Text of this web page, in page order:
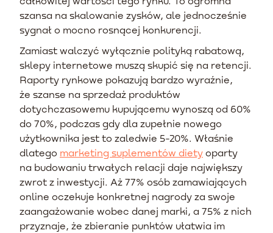
szansa na skalowanie zysków, ale jednocześnie
sygnał o mocno rosnącej konkurencji.
Zamiast walczyć wyłącznie polityką rabatową,
sklepy internetowe muszą skupić się na retencji.
Raporty rynkowe pokazują bardzo wyraźnie,
że szanse na sprzedaż produktów
dotychczasowemu kupującemu wynoszą od 60%
do 70%, podczas gdy dla zupełnie nowego
użytkownika jest to zaledwie 5-20%. Właśnie
dlatego marketing suplementów diety oparty
na budowaniu trwałych relacji daje największy
zwrot z inwestycji. Aż 77% osób zamawiających
online oczekuje konkretnej nagrody za swoje
zaangażowanie wobec danej marki, a 75% z nich
przyznaje, że zbieranie punktów ułatwia im